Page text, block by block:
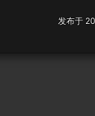
发布于